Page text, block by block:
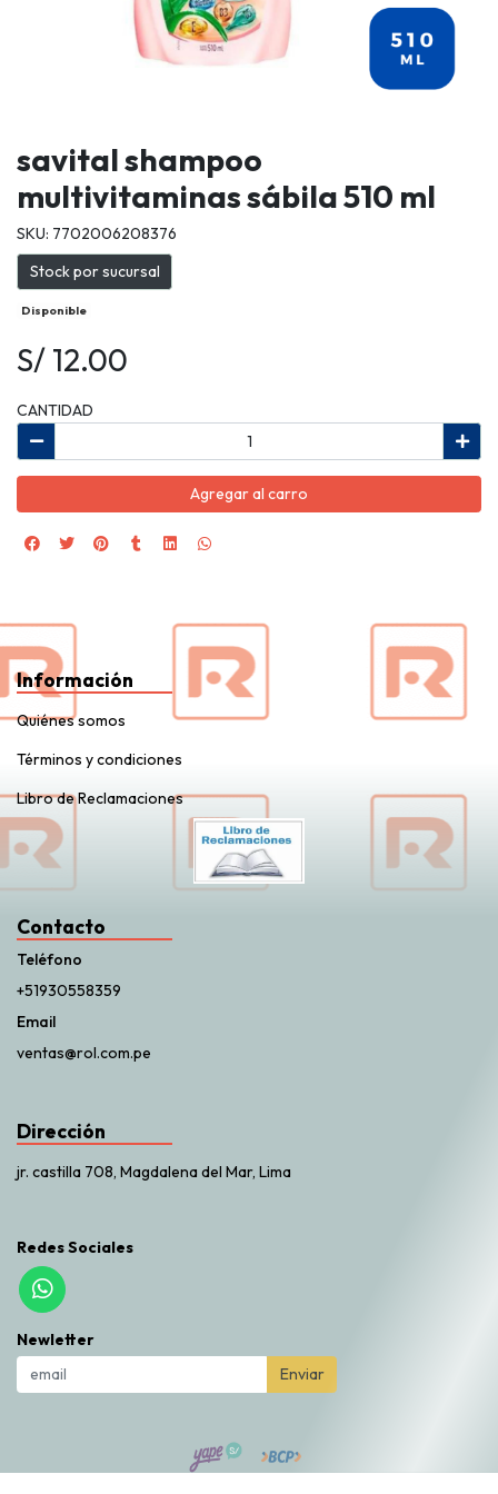
savital shampoo
multivitaminas sábila 510 ml
SKU: 7702006208376
Stock por sucursal
Disponible
S/ 12.00
CANTIDAD
Agregar al carro
Información
Quiénes somos
Términos y condiciones
Libro de Reclamaciones
Contacto
Teléfono
+51930558359
Email
ventas@rol.com.pe
Dirección
jr. castilla 708, Magdalena del Mar, Lima
Redes Sociales
Newletter
Enviar